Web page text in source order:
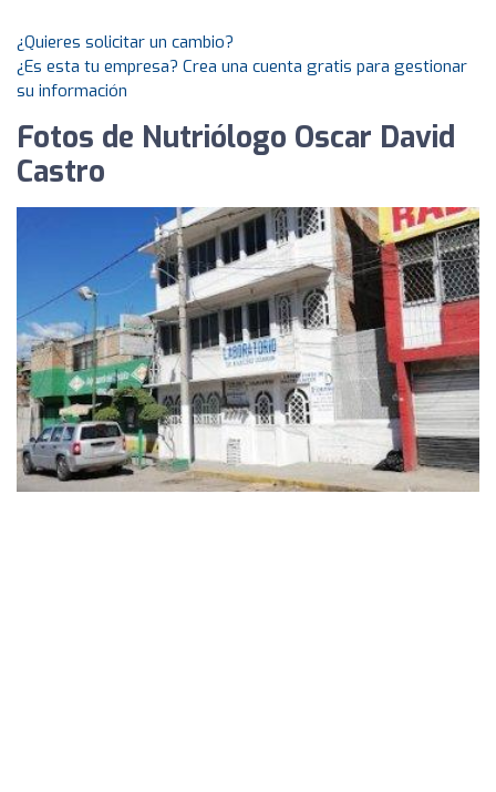
¿Quieres solicitar un cambio?
¿Es esta tu empresa? Crea una cuenta gratis para gestionar
su información
Fotos de Nutriólogo Oscar David
Castro